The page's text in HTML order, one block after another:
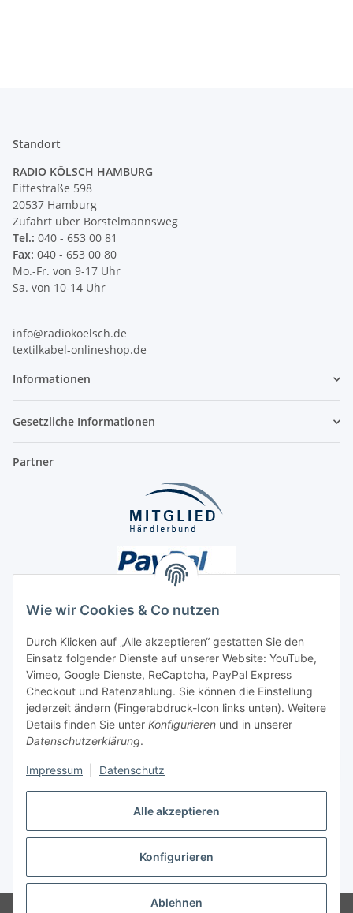
Alle akzeptieren
Konfigurieren
Ablehnen
Wie wir Cookies & Co nutzen
Durch Klicken auf „Alle akzeptieren“ gestatten Sie den
Einsatz folgender Dienste auf unserer Website: YouTube,
Vimeo, Google Dienste, ReCaptcha, PayPal Express
Checkout und Ratenzahlung. Sie können die Einstellung
jederzeit ändern (Fingerabdruck-Icon links unten). Weitere
Details finden Sie unter Konfigurieren und in unserer
Datenschutzerklärung.
Impressum Datenschutz
Standort
RADIO KÖLSCH HAMBURG
Eiffestraße 598
20537 Hamburg
Zufahrt über Borstelmannsweg
Tel.: 040 - 653 00 81
Fax: 040 - 653 00 80
Mo.-Fr. von 9-17 Uhr
Sa. von 10-14 Uhr
info@radiokoelsch.de
textilkabel-onlineshop.de
Informationen
Gesetzliche Informationen
Partner
Unsere Seiten
Social Media
Vertrag widerrufen
* Alle Preise inkl. gesetzlicher USt., ** siehe Lieferbedingungen, zzgl.
Versand